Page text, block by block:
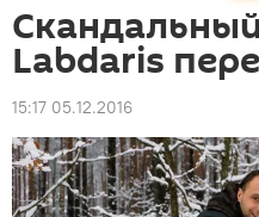
Labdaris
15:17 05.12.2016